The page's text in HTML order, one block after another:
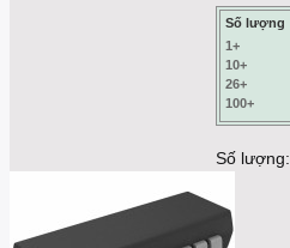
Số lượng
1+
10+
26+
100+
Số lượng: